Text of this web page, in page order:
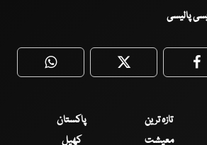
پالیسی
WhatsApp Twitter
تازہ ترین
پاکستان
معیشت
کھیل